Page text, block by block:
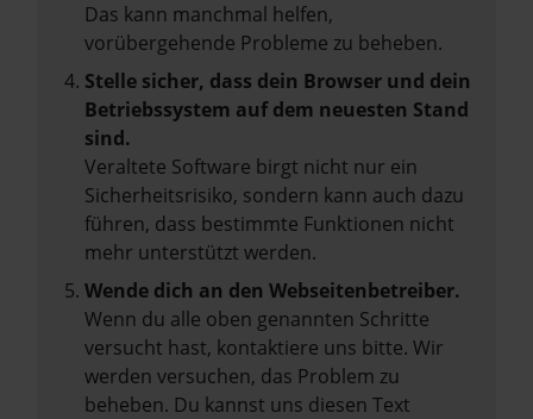
Das kann manchmal helfen,
vorübergehende Probleme zu beheben.
Stelle sicher, dass dein Browser und dein
Betriebssystem auf dem neuesten Stand
sind.
Veraltete Software birgt nicht nur ein
Sicherheitsrisiko, sondern kann auch dazu
führen, dass bestimmte Funktionen nicht
mehr unterstützt werden.
Wende dich an den Webseitenbetreiber.
Wenn du alle oben genannten Schritte
versucht hast, kontaktiere uns bitte. Wir
werden versuchen, das Problem zu
beheben. Du kannst uns diesen Text